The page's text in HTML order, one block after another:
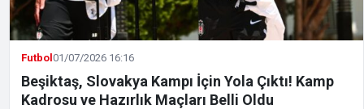
Futbol01/07/2026 16:16
Beşiktaş, Slovakya Kampı İçin Yola Çıktı! Kamp
Kadrosu ve Hazırlık Maçları Belli Oldu